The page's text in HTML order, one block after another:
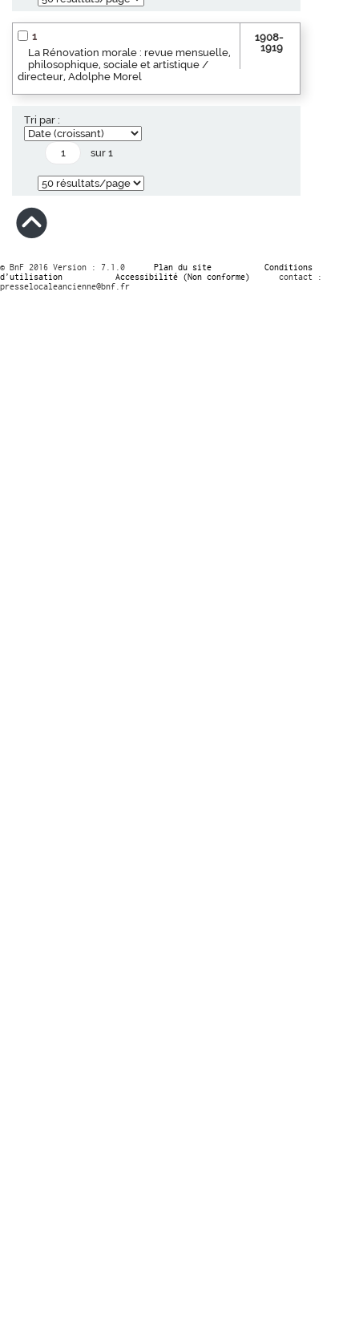
1
La Rénovation morale : revue mensuelle,
philosophique, sociale et artistique /
directeur, Adolphe Morel
1908-
1919
Tri par :
sur 1
© BnF 2016 Version : 7.1.0 Plan du site
Conditions
d’utilisation
Accessibilité (Non conforme)
contact :
presselocaleancienne@bnf.fr